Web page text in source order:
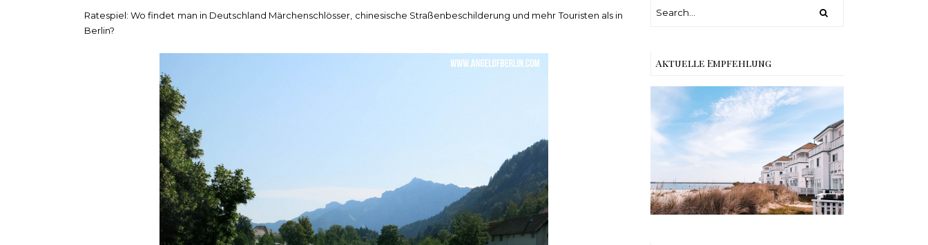
Ratespiel: Wo findet man in Deutschland Märchenschlösser, chinesische Straßenbeschilderung und mehr Touristen als in
Berlin?
Aktuelle Empfehlung
Reisen - Schleiregion